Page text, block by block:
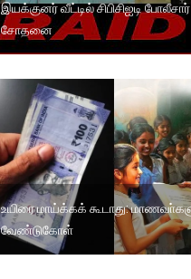
இயக்குனர் வீட்டில் சிபிசிஐடி போலீசார்
சோதனை
உயிரை மாய்க்கக் கூடாது:
வேண்டுகோள்